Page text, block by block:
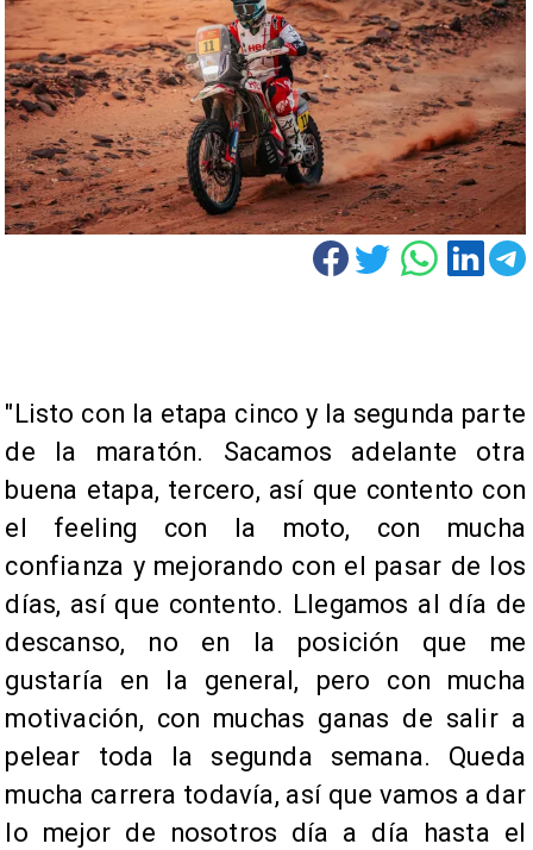
"Listo con la etapa cinco y la segunda parte
de la maratón. Sacamos adelante otra
buena etapa, tercero, así que contento con
el feeling con la moto, con mucha
confianza y mejorando con el pasar de los
días, así que contento. Llegamos al día de
descanso, no en la posición que me
gustaría en la general, pero con mucha
motivación, con muchas ganas de salir a
pelear toda la segunda semana. Queda
mucha carrera todavía, así que vamos a dar
lo mejor de nosotros día a día hasta el